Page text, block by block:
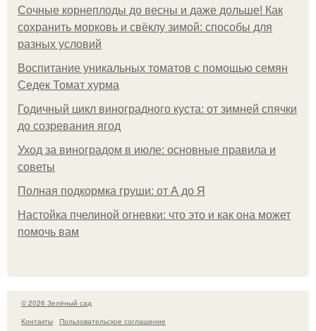
Сочные корнеплоды до весны и даже дольше! Как
сохранить морковь и свёклу зимой: способы для
разных условий
Воспитание уникальных томатов с помощью семян
Седек Томат хурма
Годичный цикл виноградного куста: от зимней спячки
до созревания ягод
Уход за виноградом в июле: основные правила и
советы
Полная подкормка груши: от А до Я
Настойка пчелиной огневки: что это и как она может
помочь вам
© 2026 Зелёный сад
Контакты
Пользовательское соглашение